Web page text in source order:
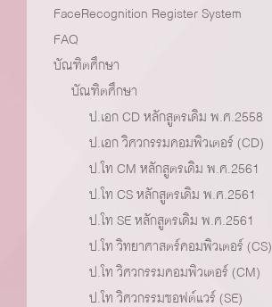
FaceRecognition Register System
FAQ
บัณฑิตศึกษา
บัณฑิตศึกษา
ป.เอก CD หลักสูตรเดิม พ.ศ.2558
ป.เอก วิศวกรรมคอมพิวเตอร์ (CD)
ป.โท CM หลักสูตรเดิม พ.ศ.2561
ป.โท CS หลักสูตรเดิม พ.ศ.2561
ป.โท SE หลักสูตรเดิม พ.ศ.2561
ป.โท วิทยาศาสตร์คอมพิวเตอร์ (CS)
ป.โท วิศวกรรมคอมพิวเตอร์ (CM)
ป.โท วิศวกรรมซอฟต์แวร์ (SE)